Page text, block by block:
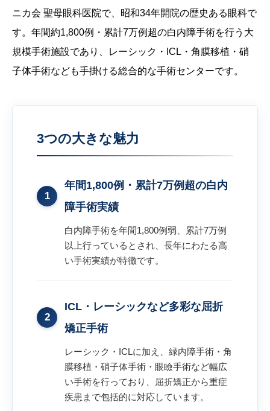
ニカ会 聖母眼科医院で、昭和34年開院の歴史ある眼科で
す。年間約1,800例・累計7万例超の白内障手術を行う大
規模手術施設であり、レーシック・ICL・角膜移植・硝
子体手術なども手掛ける総合的な手術センターです。
3つの大きな魅力
1
年間1,800例・累計7万例超の白内
障手術実績
白内障手術を年間1,800例弱、累計7万例
以上行っているとされ、長年にわたる高
い手術実績が特徴です。
2
ICL・レーシックなど多彩な屈折
矯正手術
レーシック・ICLに加え、緑内障手術・角
膜移植・硝子体手術・眼瞼手術など幅広
い手術を行っており、屈折矯正から重症
疾患まで包括的に対応しています。